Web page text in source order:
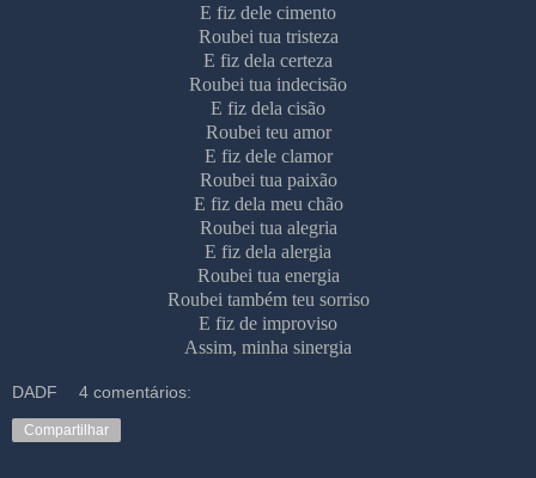
E fiz dele cimento
Roubei tua tristeza
E fiz dela certeza
Roubei tua indecisão
E fiz dela cisão
Roubei teu amor
E fiz dele clamor
Roubei tua paixão
E fiz dela meu chão
Roubei tua alegria
E fiz dela alergia
Roubei tua energia
Roubei também teu sorriso
E fiz de improviso
Assim, minha sinergia
DADF 4 comentários:
Compartilhar